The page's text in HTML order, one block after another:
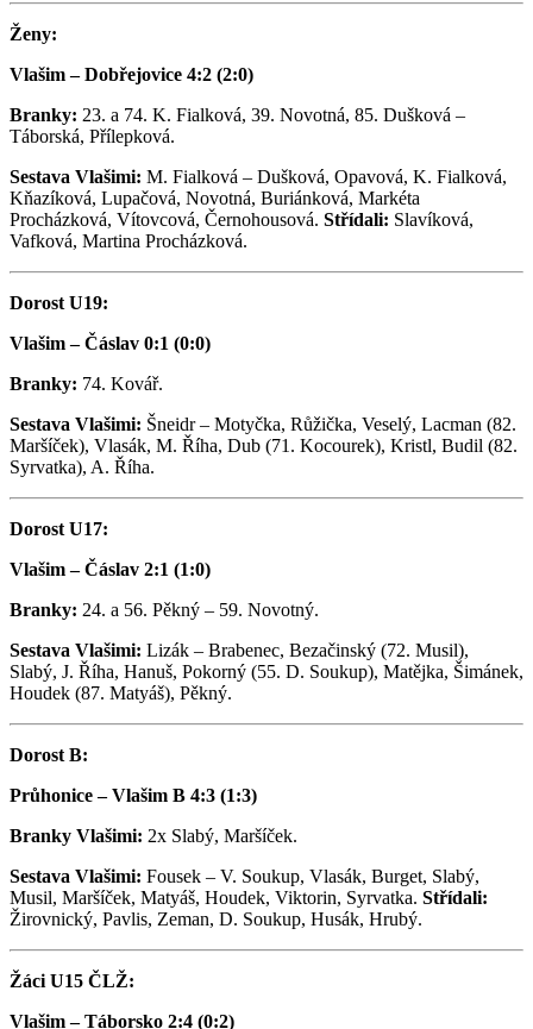
Ženy:
Vlašim – Dobřejovice 4:2 (2:0)
Branky: 23. a 74. K. Fialková, 39. Novotná, 85. Dušková –
Táborská, Přílepková.
Sestava Vlašimi: M. Fialková – Dušková, Opavová, K. Fialková,
Kňazíková, Lupačová, Novotná, Buriánková, Markéta
Procházková, Vítovcová, Černohousová. Střídali: Slavíková,
Vafková, Martina Procházková.
Dorost U19:
Vlašim – Čáslav 0:1 (0:0)
Branky: 74. Kovář.
Sestava Vlašimi: Šneidr – Motyčka, Růžička, Veselý, Lacman (82.
Maršíček), Vlasák, M. Říha, Dub (71. Kocourek), Kristl, Budil (82.
Syrvatka), A. Říha.
Dorost U17:
Vlašim – Čáslav 2:1 (1:0)
Branky: 24. a 56. Pěkný – 59. Novotný.
Sestava Vlašimi: Lizák – Brabenec, Bezačinský (72. Musil),
Slabý, J. Říha, Hanuš, Pokorný (55. D. Soukup), Matějka, Šimánek,
Houdek (87. Matyáš), Pěkný.
Dorost B:
Průhonice – Vlašim B 4:3 (1:3)
Branky Vlašimi: 2x Slabý, Maršíček.
Sestava Vlašimi: Fousek – V. Soukup, Vlasák, Burget, Slabý,
Musil, Maršíček, Matyáš, Houdek, Viktorin, Syrvatka. Střídali:
Žirovnický, Pavlis, Zeman, D. Soukup, Husák, Hrubý.
Žáci U15 ČLŽ:
Vlašim – Táborsko 2:4 (0:2)